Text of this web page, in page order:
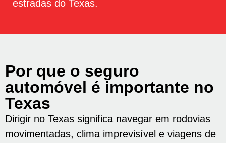
estradas do Texas.
Por que o seguro
automóvel é importante no
Texas
Dirigir no Texas significa navegar em rodovias
movimentadas, clima imprevisível e viagens de